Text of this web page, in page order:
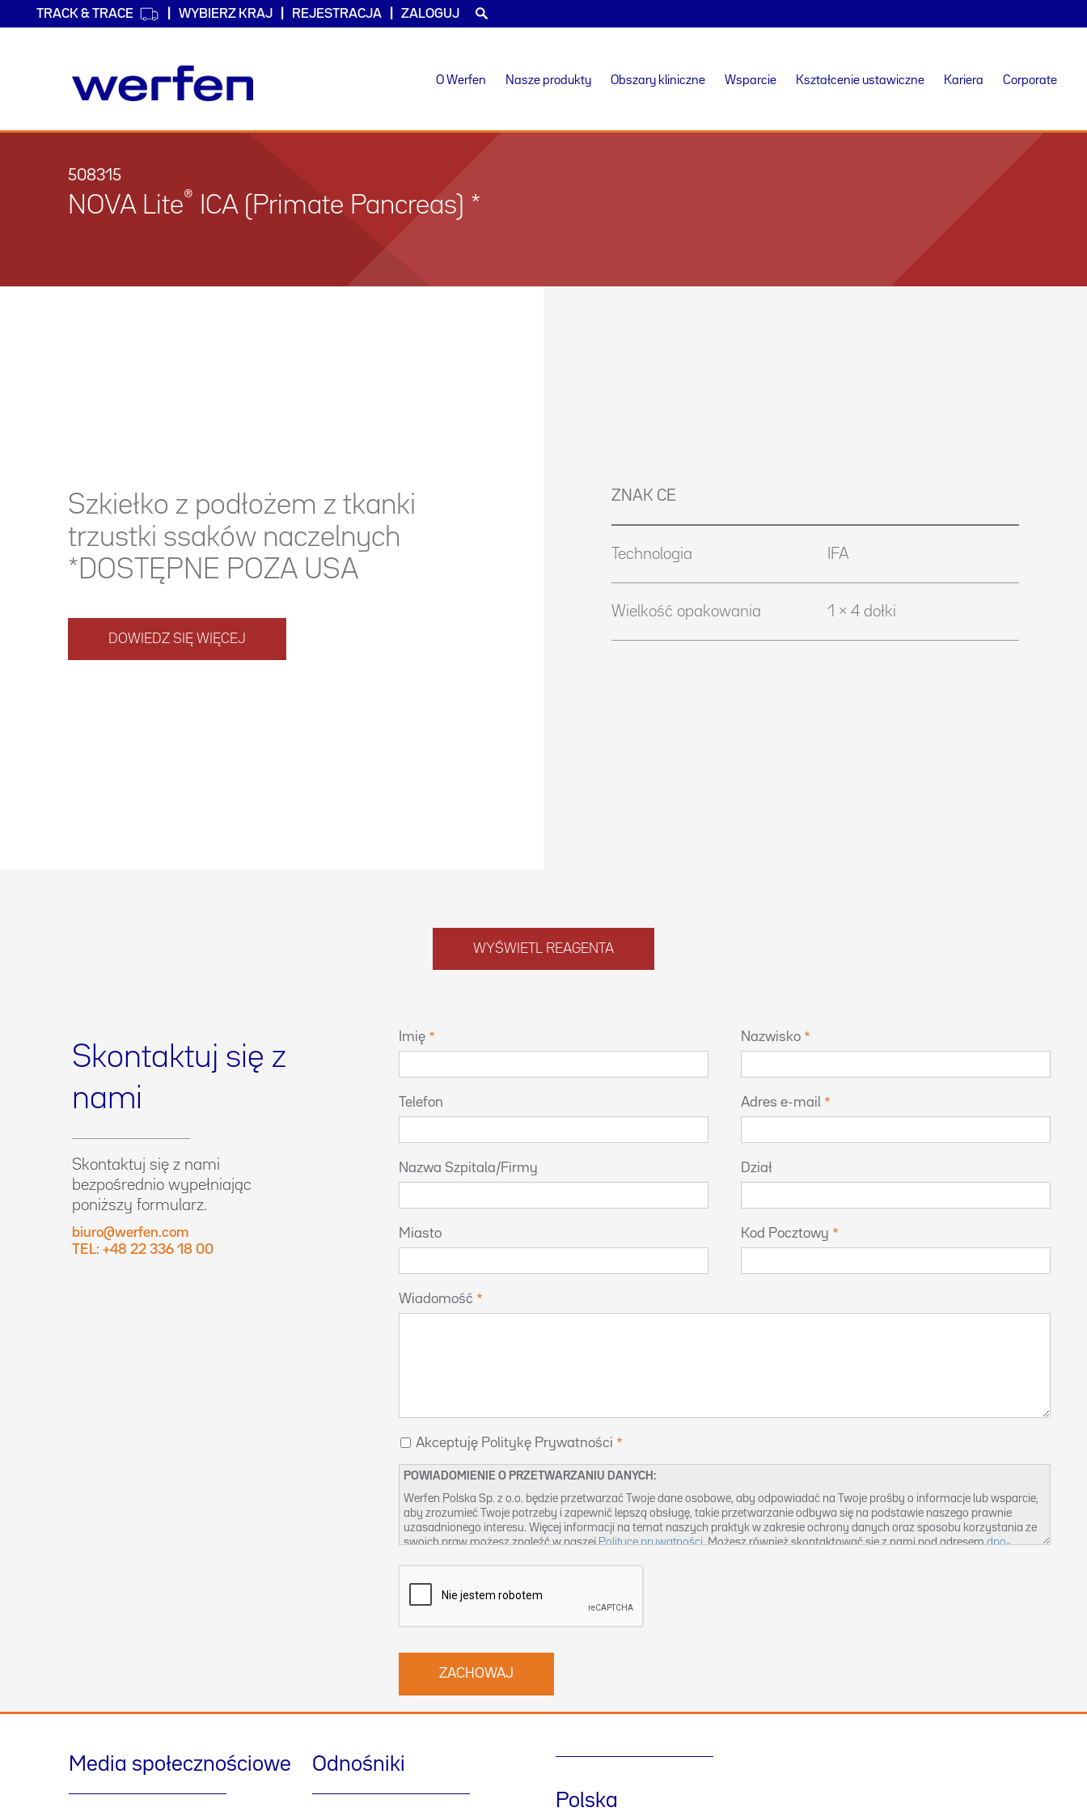
TRACK & TRACE WYBIERZ KRAJ REJESTRACJA ZALOGUJ
O Werfen Nasze produkty Obszary kliniczne Wsparcie Kształcenie ustawiczne Kariera Corporate
508315
NOVA Lite® ICA (Primate Pancreas) *
Szkiełko z podłożem z tkanki
trzustki ssaków naczelnych
*DOSTĘPNE POZA USA
DOWIEDZ SIĘ WIĘCEJ
ZNAK CE
Technologia IFA
Wielkość opakowania 1 × 4 dołki
WYŚWIETL REAGENTA
Skontaktuj się z
nami
Skontaktuj się z nami
bezpośrednio wypełniając
poniższy formularz.
biuro@werfen.com
TEL: +48 22 336 18 00
Imię Nazwisko
Telefon Adres e-mail
Nazwa Szpitala/Firmy Dział
Miasto Kod Pocztowy
Wiadomość
Akceptuję Politykę Prywatności
POWIADOMIENIE O PRZETWARZANIU DANYCH:
Werfen Polska Sp. z o.o. będzie przetwarzać Twoje dane osobowe, aby odpowiadać na Twoje prośby o informacje lub wsparcie,
aby zrozumieć Twoje potrzeby i zapewnić lepszą obsługę, takie przetwarzanie odbywa się na podstawie naszego prawnie
uzasadnionego interesu. Więcej informacji na temat naszych praktyk w zakresie ochrony danych oraz sposobu korzystania ze
swoich praw możesz znaleźć w naszejPolityce prywatności. Możesz również skontaktować się z nami pod adresemdpo-
Media społecznościowe
Odnośniki
Polska